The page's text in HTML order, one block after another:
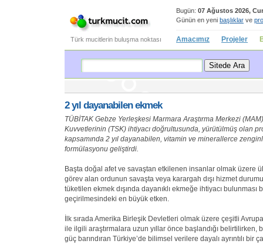
Bugün: 07 Ağustos 2026,
Günün en yeni başlıklar ve
Türk mucitlerin buluşma noktası Amacımız Projeler
2 yıl dayanabilen ekmek
TÜBİTAK Gebze Yerleşkesi Marmara Araştırma Merkezi
Kuvvetlerinin (TSK) ihtiyacı doğrultusunda, yürütülmüş olan
kapsamında 2 yıl dayanabilen, vitamin ve minerallerce
formülasyonu geliştirdi.
Başta doğal afet ve savaştan etkilenen insanlar olmak üzere
görev alan ordunun savaşta veya karargah dışı hizmet
tüketilen ekmek dışında dayanıklı ekmeğe ihtiyacı bulunması
geçirilmesindeki en büyük etken.
İlk sırada Amerika Birleşik Devletleri olmak üzere çeşitli
ile ilgili araştırmalara uzun yıllar önce başlandığı belirtilirken,
güç barındıran Türkiye’de bilimsel verilere dayalı ayrıntılı bir